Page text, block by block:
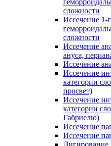
сложности
Иссечение 1-
сложности
Иссечение
ануса,
Иссечение
Иссечение
категории
просвет)
Иссечение
категории
Габриелю)
Иссечение
Иссечение
Лигирование